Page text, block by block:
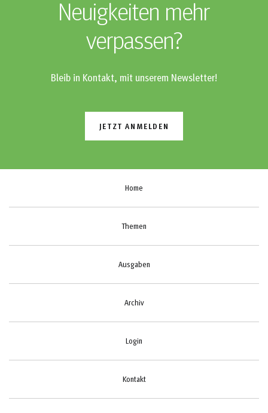
Neuigkeiten mehr
verpassen?
Bleib in Kontakt, mit unserem Newsletter!
JETZT ANMELDEN
Home
Themen
Ausgaben
Archiv
Login
Kontakt